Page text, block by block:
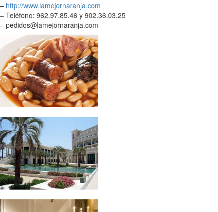
– http://www.lamejornaranja.com
– Teléfono: 962.97.85.46 y 902.36.03.25
– pedidos@lamejornaranja.com